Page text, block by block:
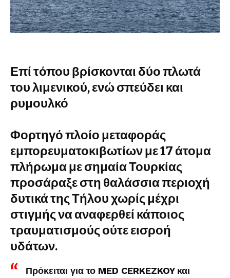
Επί τόπου βρίσκονται δύο πλωτά
του λιμενικού, ενώ σπεύδει και
ρυμουλκό
Φορτηγό πλοίο μεταφοράς
εμπορευματοκιβωτίων με 17 άτομα
πλήρωμα με σημαία Τουρκίας
προσάραξε στη θαλάσσια περιοχή
δυτικά της Τήλου χωρίς μέχρι
στιγμής να αναφερθεί κάποιος
τραυματισμούς ούτε εισροή
υδάτων.
Πρόκειται για το MED CERKEZKOY και